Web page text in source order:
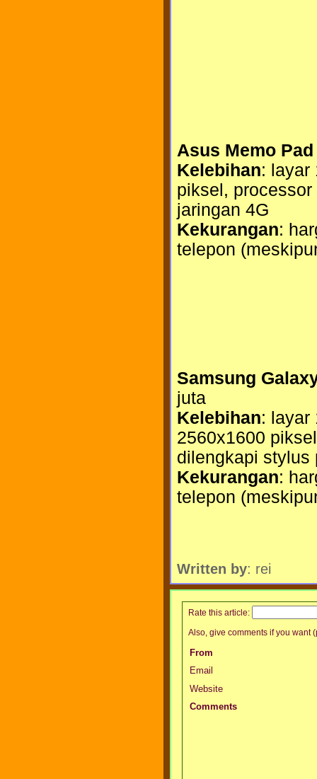
Asus Memo Pad
Kelebihan: layar
piksel,
jaringan 4G
Kekurangan:
telepon
Samsung
juta
Kelebihan: layar
2560x1600
dilengkapi stylus
Kekurangan:
telepon
Written by: rei
Rate this article:
Also, give comments if you want
From
Email
Website
Comments